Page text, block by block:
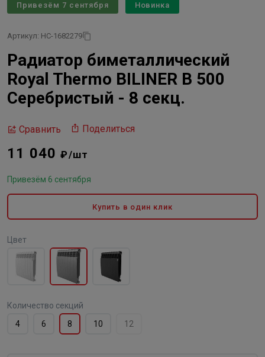
Привезём 7 сентября Новинка
Артикул: НС-1682279
Радиатор биметаллический
Royal Thermo BILINER B 500
Серебристый - 8 секц.
Сравнить Поделиться
11 040₽/шт
Привезём 6 сентября
Купить в один клик
Цвет
Количество секций
4
6 8 10 12